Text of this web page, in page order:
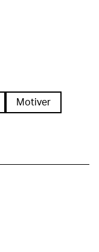
Motiver